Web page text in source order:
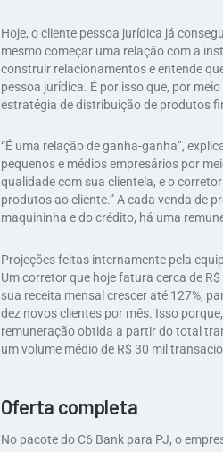
Hoje, o cliente pessoa jurídica já
mesmo começar uma relação com a
construir relacionamentos e entende
pessoa jurídica. É por isso que, por
estratégia de distribuição de produtos
“É uma relação de ganha-ganha”,
pequenos e médios empresários por
qualidade com sua clientela, e o
produtos ao cliente.” A cada venda de
maquininha e do crédito, há uma
Projeções feitas internamente pela
Um corretor que hoje fatura cerca de
sua receita mensal crescer até 127%,
dez novos clientes por mês. Isso
remuneração obtida a partir do total
um volume médio de R$ 30 mil
Oferta completa
No pacote do C6 Bank para PJ, o